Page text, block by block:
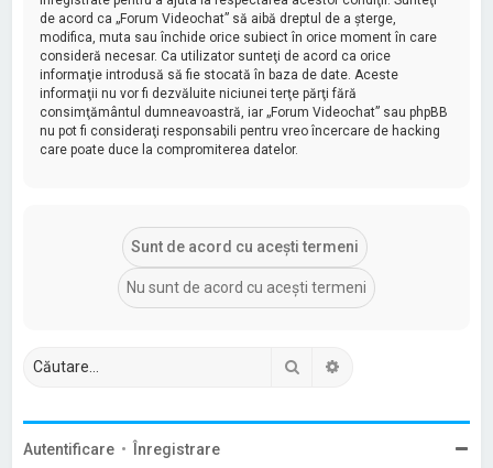
de acord ca „Forum Videochat” să aibă dreptul de a şterge,
modifica, muta sau închide orice subiect în orice moment în care
consideră necesar. Ca utilizator sunteţi de acord ca orice
informaţie introdusă să fie stocată în baza de date. Aceste
informaţii nu vor fi dezvăluite niciunei terţe părţi fără
consimţământul dumneavoastră, iar „Forum Videochat” sau phpBB
nu pot fi consideraţi responsabili pentru vreo încercare de hacking
care poate duce la compromiterea datelor.
Căutare
Autentificare • Înregistrare